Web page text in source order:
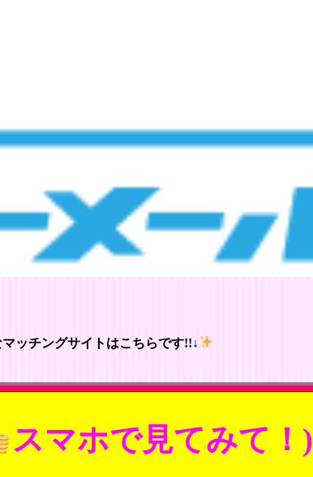
ッチングサイトはこちらです!!↓
スマホで見てみて！)